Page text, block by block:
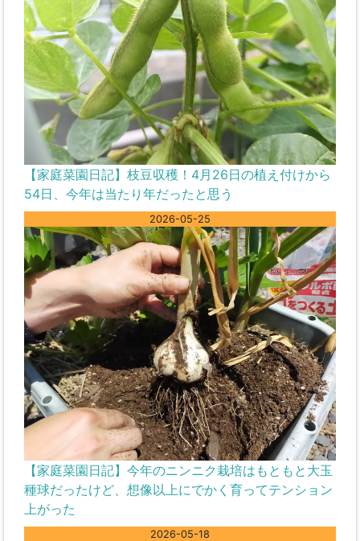
【家庭菜園日記】枝豆収穫！4月26日の植え付けから
54日、今年は当たり年だったと思う
2026-05-25
【家庭菜園日記】今年のニンニク栽培はもともと大玉
種球だったけど、想像以上にでかく育ってテンション
上がった
2026-05-18